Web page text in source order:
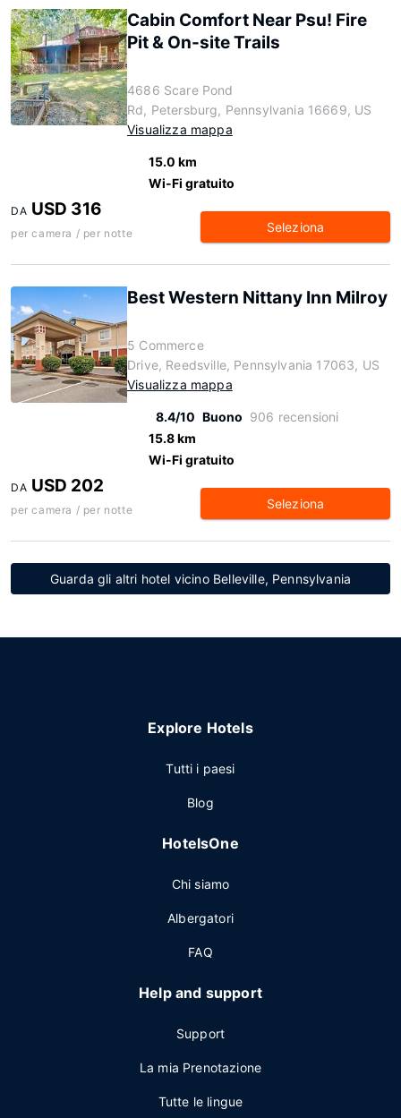
Cabin Comfort Near Psu! Fire
Pit & On-site Trails
4686 Scare Pond
Rd, Petersburg, Pennsylvania 16669, US
Visualizza mappa
15.0 km
Wi-Fi gratuito
DA USD 316
per camera / per notte Seleziona
Best Western Nittany Inn Milroy
5 Commerce
Drive, Reedsville, Pennsylvania 17063, US
Visualizza mappa
8.4/10 Buono 906 recensioni
15.8 km
Wi-Fi gratuito
DA USD 202
per camera / per notte Seleziona
Guarda gli altri hotel vicino Belleville, Pennsylvania
Explore Hotels
Tutti i paesi
Blog
HotelsOne
Chi siamo
Albergatori
FAQ
Help and support
Support
La mia Prenotazione
Tutte le lingue